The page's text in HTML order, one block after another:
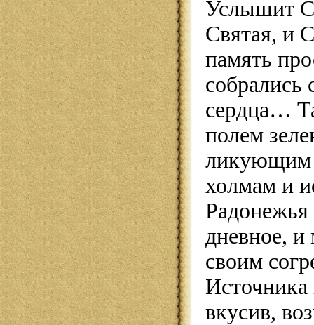
Услышит
Святая, и
память
сердца…
полем
ликующим
холмам и
Радонежья
дневное,
своим
вкусив,